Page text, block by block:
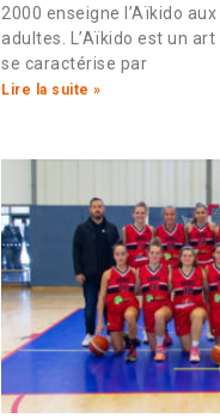
2000 enseigne l’Aïkido
adultes. L’Aïkido est un
se caractérise par
Lire la suite »